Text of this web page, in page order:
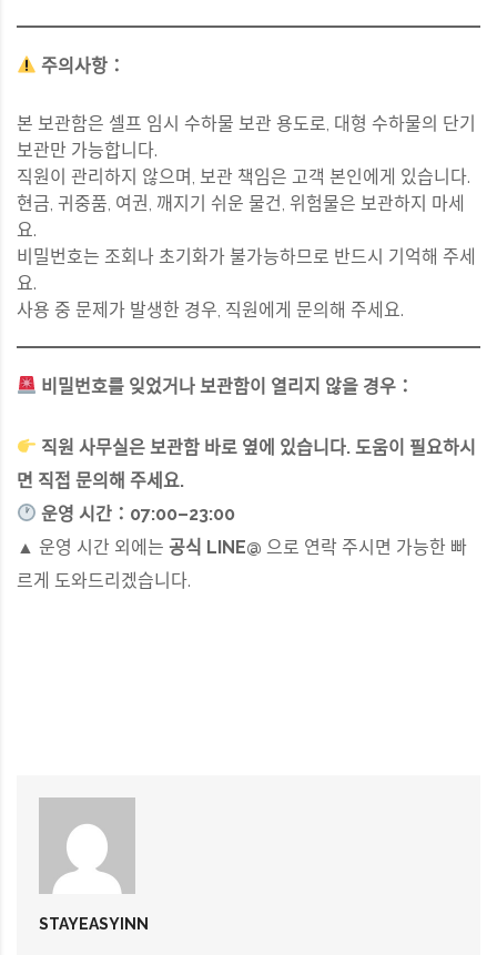
주의사항：
본 보관함은 셀프 임시 수하물 보관 용도로, 대형 수하물의 단기
보관만 가능합니다.
직원이 관리하지 않으며, 보관 책임은 고객 본인에게 있습니다.
현금, 귀중품, 여권, 깨지기 쉬운 물건, 위험물은 보관하지 마세
요.
비밀번호는 조회나 초기화가 불가능하므로 반드시 기억해 주세
요.
사용 중 문제가 발생한 경우, 직원에게 문의해 주세요.
비밀번호를 잊었거나 보관함이 열리지 않을 경우：
직원 사무실은 보관함 바로 옆에 있습니다. 도움이 필요하시
면 직접 문의해 주세요.
운영 시간：07:00–23:00
▲ 운영 시간 외에는 공식 LINE@ 으로 연락 주시면 가능한 빠
르게 도와드리겠습니다.
STAYEASYINN